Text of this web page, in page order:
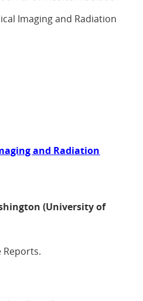
Imaging and Radiation
and Radiation
(University of
Reports.